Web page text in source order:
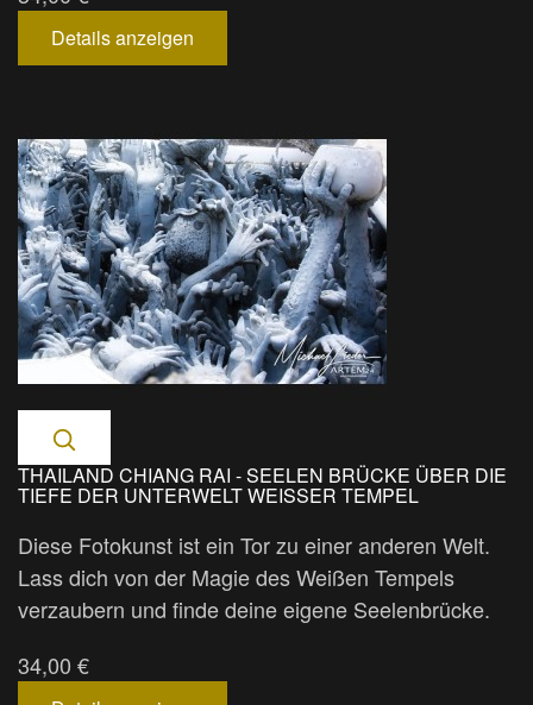
Details anzeigen
THAILAND CHIANG RAI - SEELEN BRÜCKE ÜBER DIE
TIEFE DER UNTERWELT WEISSER TEMPEL
Diese Fotokunst ist ein Tor zu einer anderen Welt.
Lass dich von der Magie des Weißen Tempels
verzaubern und finde deine eigene Seelenbrücke.
34,00 €